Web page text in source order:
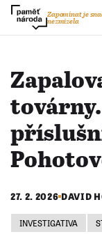
Zapomínat je
nezmizela
27. 2. 2026 DAVID
INVESTIGATIVA